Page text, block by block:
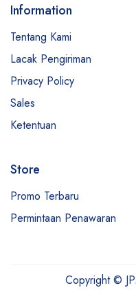
Information
Tentang Kami
Lacak Pengiriman
Privacy Policy
Sales
Ketentuan
Store
Promo Terbaru
Permintaan Penawaran
Copyright ©